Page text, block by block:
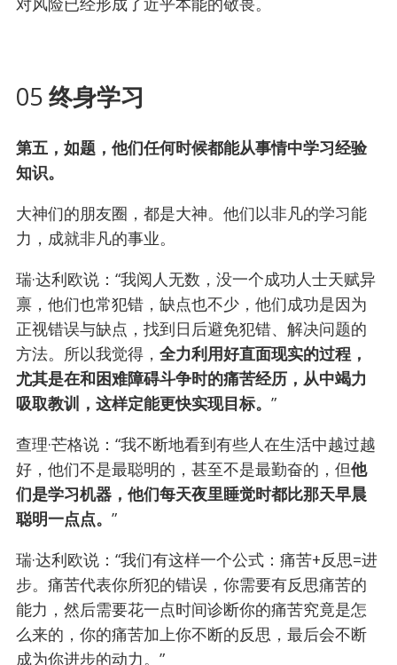
05终身学习
第五，如题，他们任何时候都能从事情中学习经验
知识。
大神们的朋友圈，都是大神。他们以非凡的学习能
力，成就非凡的事业。
瑞·达利欧说：“我阅人无数，没一个成功人士天赋异
禀，他们也常犯错，缺点也不少，他们成功是因为
正视错误与缺点，找到日后避免犯错、解决问题的
方法。所以我觉得， 全力利用好直面现实的过程，
尤其是在和困难障碍斗争时的痛苦经历，从中竭力
吸取教训，这样定能更快实现目标。 ”
查理·芒格说：“我不断地看到有些人在生活中越过越
好，他们不是最聪明的，甚至不是最勤奋的，但他
们是学习机器，他们每天夜里睡觉时都比那天早晨
聪明一点点。 ”
瑞·达利欧说：“我们有这样一个公式：痛苦+反思=进
步。痛苦代表你所犯的错误，你需要有反思痛苦的
能力，然后需要花一点时间诊断你的痛苦究竟是怎
么来的，你的痛苦加上你不断的反思，最后会不断
成为你进步的动力。”